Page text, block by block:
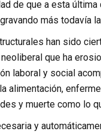
de que a esta
más
han sido
que ha
laboral y social
alimentación,
y muerte como lo
y